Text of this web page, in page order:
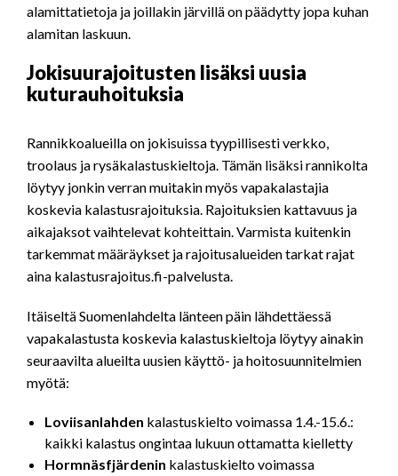
alamittatietoja ja joillakin järvillä on päädytty jopa kuhan
alamitan laskuun.
Jokisuurajoitusten lisäksi uusia
kuturauhoituksia
Rannikkoalueilla on jokisuissa tyypillisesti verkko,
troolaus ja rysäkalastuskieltoja. Tämän lisäksi rannikolta
löytyy jonkin verran muitakin myös vapakalastajia
koskevia kalastusrajoituksia. Rajoituksien kattavuus ja
aikajaksot vaihtelevat kohteittain. Varmista kuitenkin
tarkemmat määräykset ja rajoitusalueiden tarkat rajat
aina kalastusrajoitus.fi-palvelusta.
Itäiseltä Suomenlahdelta länteen päin lähdettäessä
vapakalastusta koskevia kalastuskieltoja löytyy ainakin
seuraavilta alueilta uusien käyttö- ja hoitosuunnitelmien
myötä:
Loviisanlahden kalastuskielto voimassa 1.4.-15.6.:
kaikki kalastus ongintaa lukuun ottamatta kielletty
Hormnäsfjärdenin kalastuskielto voimassa